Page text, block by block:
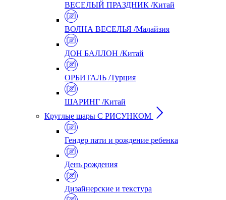
ВЕСЕЛЫЙ ПРАЗДНИК /Китай
ВОЛНА ВЕСЕЛЬЯ /Малайзия
ДОН БАЛЛОН /Китай
ОРБИТАЛЬ /Турция
ШАРИНГ /Китай
Круглые шары С РИСУНКОМ
Гендер пати и рождение ребенка
День рождения
Дизайнерские и текстура